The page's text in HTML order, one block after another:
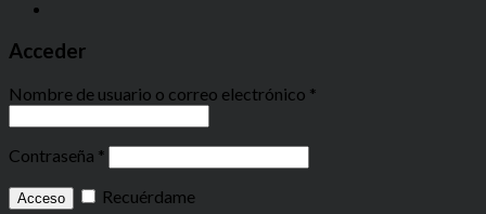
Acceder
Nombre de usuario o correo electrónico *
Contraseña *
Acceso
Recuérdame